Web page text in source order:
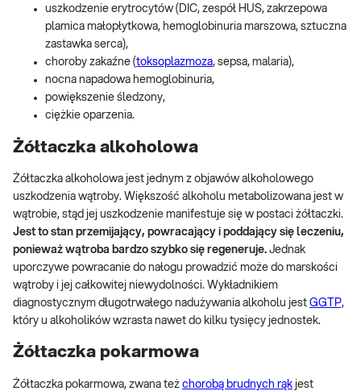
uszkodzenie erytrocytów (DIC, zespół HUS, zakrzepowa
plamica małopłytkowa, hemoglobinuria marszowa, sztuczna
zastawka serca),
choroby zakaźne (toksoplazmoza, sepsa, malaria),
nocna napadowa hemoglobinuria,
powiększenie śledzony,
ciężkie oparzenia.
Żółtaczka alkoholowa
Żółtaczka alkoholowa jest jednym z objawów alkoholowego
uszkodzenia wątroby. Większość alkoholu metabolizowana jest w
wątrobie, stąd jej uszkodzenie manifestuje się w postaci żółtaczki.
Jest to stan przemijający, powracający i poddający się leczeniu,
ponieważ wątroba bardzo szybko się regeneruje. Jednak
uporczywe powracanie do nałogu prowadzić może do marskości
wątroby i jej całkowitej niewydolności. Wykładnikiem
diagnostycznym długotrwałego nadużywania alkoholu jest GGTP,
który u alkoholików wzrasta nawet do kilku tysięcy jednostek.
Żółtaczka pokarmowa
Żółtaczka pokarmowa, zwana też chorobą brudnych rąk jest